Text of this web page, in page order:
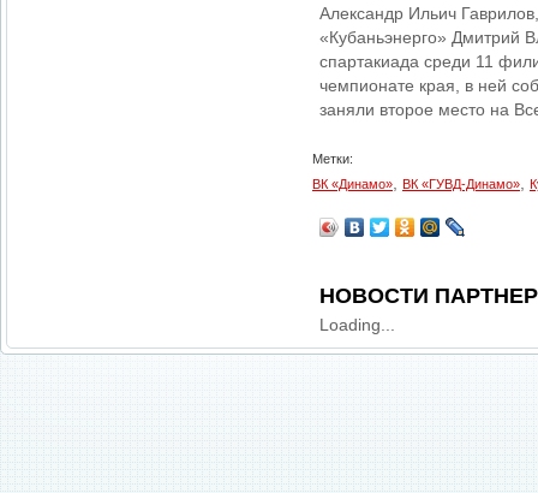
Александр Ильич
«Кубаньэнерго» Дмитрий
спартакиада среди 11
чемпионате края, в ней
заняли второе место на
Метки:
ВК «Динамо»
ВК «ГУВД-Динамо»
НОВОСТИ
Loading...